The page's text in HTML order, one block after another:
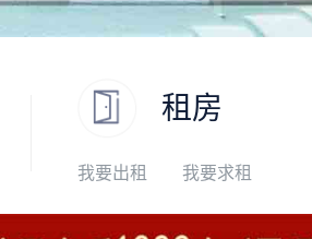
租房
我要出租 我要求租